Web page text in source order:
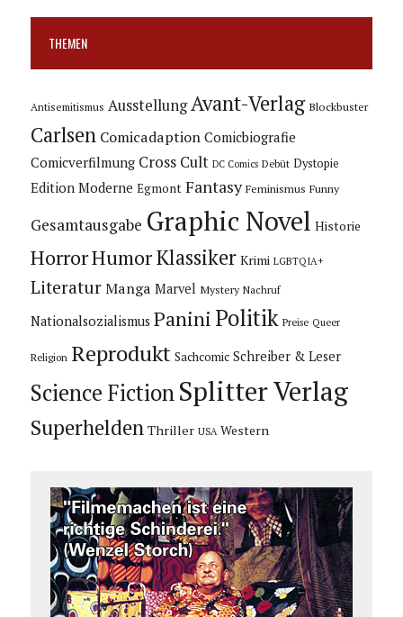
THEMEN
Antisemitismus Ausstellung Avant-Verlag Blockbuster
Carlsen Comicadaption Comicbiografie
Comicverfilmung Cross Cult DC Comics Debüt Dystopie
Edition Moderne Egmont Fantasy Feminismus Funny
Gesamtausgabe Graphic Novel Historie
HorrorHumorKlassiker Krimi LGBTQIA+
Literatur Manga Marvel Mystery Nachruf
Nationalsozialismus Panini Politik Preise Queer
Religion Reprodukt Sachcomic Schreiber & Leser
Science Fiction Splitter Verlag
Superhelden Thriller USA Western